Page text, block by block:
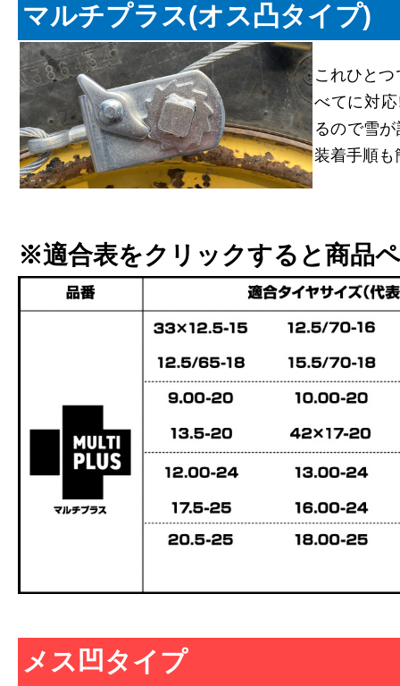
マルチプラス(オス凸タイプ)
これひと
べてに対
るので雪
装着手順も
※適合表をクリックすると商品
メス凹タイプ